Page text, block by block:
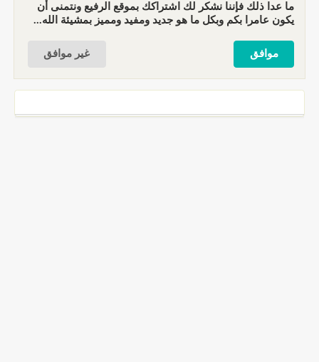
ما عدا ذلك فإننا نشكر لك اشتراكك بموقع الرفيع ونتمنى أن
يكون عامرا بكم وبكل ما هو جديد ومفيد ومميز بمشيئة الله...